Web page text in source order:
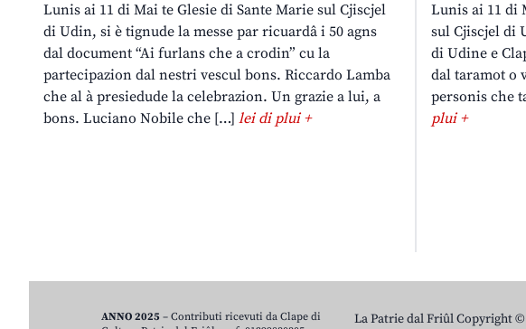
Lunis ai 11 di Mai te Glesie di Sante Marie sul Cjiscjel
di Udin, si è tignude la messe par ricuardâ i 50 agns
dal document “Ai furlans che a crodin” cu la
partecipazion dal nestri vescul bons. Riccardo Lamba
che al à presiedude la celebrazion. Un grazie a lui, a
bons. Luciano Nobile che […] lei di plui +
Lunis ai 11 di
sul Cjiscjel di
di Udine e
dal taramot o
personis che
plui +
La Patrie dal Friûl Copyright
ANNO 2025 – Contributi ricevuti da Clape di